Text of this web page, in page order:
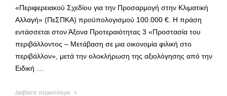
«Περιφερειακού Σχεδίου για την Προσαρμογή στην Κλιματική
Αλλαγή» (ΠεΣΠΚΑ) προϋπολογισμού 100.000 €. Η πράση
εντάσσεται στον Άξονα Προτεραιότητας 3 «Προστασία του
περιβάλλοντος – Μετάβαση σε μια οικονομία φιλική στο
περιβάλλον», μετά την ολοκλήρωση της αξιολόγησης από την
Ειδική …
Διαβάστε περισσότερα